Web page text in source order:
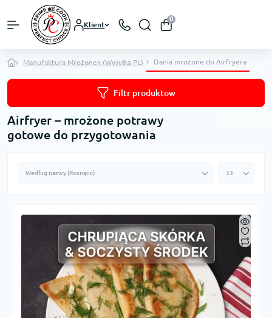
Klient
0
Manufaktura Mrożonek (Wysyłka PL) Dania mrożone do Airfryera
Filtr produktow
Airfryer – mrożone potrawy
gotowe do przygotowania